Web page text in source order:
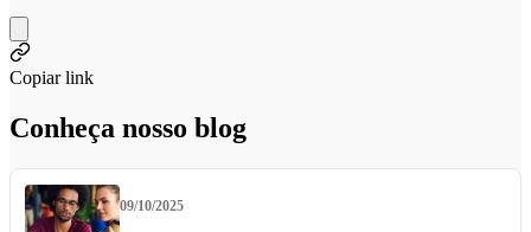
Copiar link
Conheça nosso blog
09/10/2025